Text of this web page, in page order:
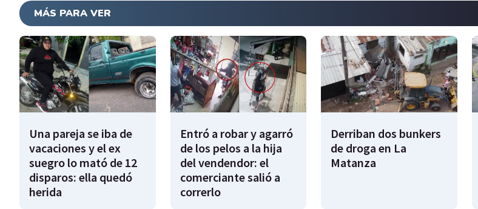
MÁS PARA VER
Una pareja se iba de
vacaciones y el ex
suegro lo mató de 12
disparos: ella quedó
herida
Entró a robar y agarró
de los pelos a la hija
del vendendor: el
comerciante salió a
correrlo
Derriban dos bunkers
de droga en La
Matanza